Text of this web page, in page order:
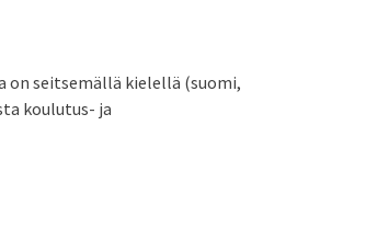
on seitsemällä kielellä (suomi,
koulutus- ja